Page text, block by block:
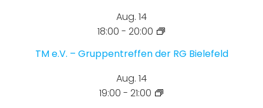
Aug. 14
18:00 - 20:00
TM e.V. – Gruppentreffen der RG Bielefeld
Aug. 14
19:00 - 21:00